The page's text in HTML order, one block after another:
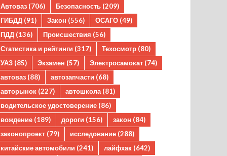
Автоваз (706) Безопасность (209)
ГИБДД (91) Закон (556) ОСАГО (49)
ПДД (136) Происшествия (56)
Статистика и рейтинги (317) Техосмотр (80)
УАЗ (85) Экзамен (57) Электросамокат (74)
автоваз (88) автозапчасти (68)
авторынок (227) автошкола (81)
водительское удостоверение (86)
вождение (189) дороги (156) закон (84)
законопроект (79) исследование (288)
китайские автомобили (241) лайфхак (642)